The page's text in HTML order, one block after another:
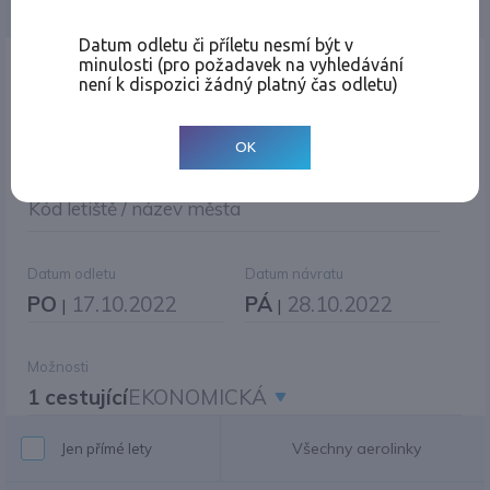
Místo odletu
Kód letiště / název města
Datum odletu
PO | 17.10.2022
Datum návratu
PÁ | 28.10.2022
Možnosti
1 cestujícíEKONOMICKÁ
Jen přímé lety Všechny aerolinky
Datum odletu či příletu nesmí být v
minulosti (pro požadavek na vyhledávání
není k dispozici žádný platný čas odletu)
OK